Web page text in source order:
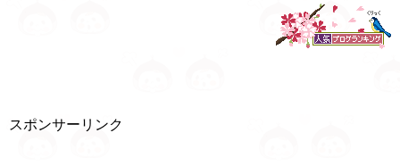
スポンサーリンク